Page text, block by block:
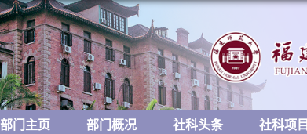
部门主页 部门概况 社科头条 社科项目